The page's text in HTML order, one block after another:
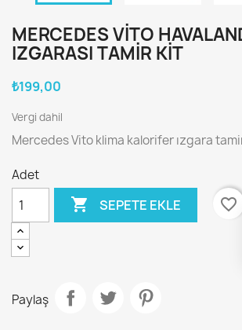
MERCEDES VITO
IZGARASI TAMIR KIT
₺199,00
Vergi dahil
Mercedes Vito klima kalorifer ızgara
Adet
 SEPETE EKLE favorite_border
Paylaş